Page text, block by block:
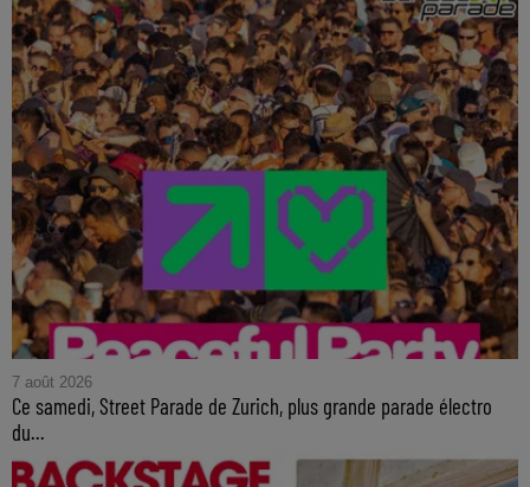
7 août 2026
Ce samedi, Street Parade de Zurich, plus grande parade électro
du...